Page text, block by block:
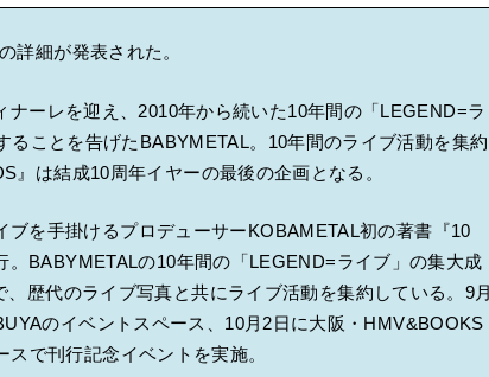
詳細が発表された。
ナーレを迎え、2010年から続いた10年間の「LEGEND=ラ
ることを告げたBABYMETAL。10年間のライブ活動を集約
』は結成10周年イヤーの最後の企画となる。
ブを手掛けるプロデューサーKOBAMETAL初の著書『10
。BABYMETALの10年間の「LEGEND=ライブ」の集大成
歴代のライブ写真と共にライブ活動を集約している。9月
のイベントスペース、10月2日に大阪・HMV&BOOKS
で刊行記念イベントを実施。